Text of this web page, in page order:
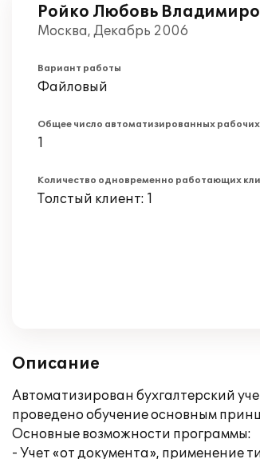
Ройко Любовь
Москва, Декабрь 2006
Вариант работы
Файловый
Общее число автоматизированных рабочих
1
Количество одновременно работающих
Толстый клиент: 1
Описание
Автоматизирован бухгалтерский
проведено обучение основным
Основные возможности программы:
- Учет «от документа», применение